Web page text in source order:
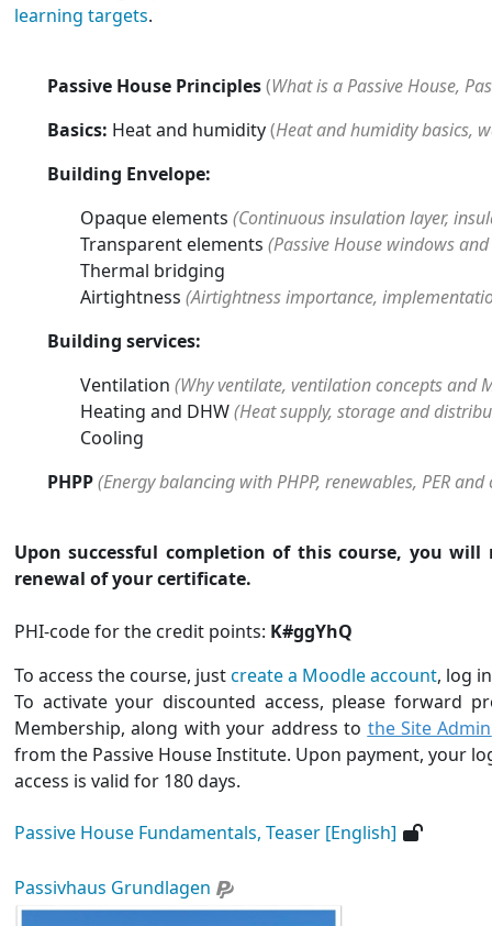
learning targets.
Passive House Principles(What is a Passive House,
Basics: Heat and humidity(Heat and humidity basics,
Building Envelope:
Opaque elements (Continuous insulation layer,
Transparent elements (Passive House windows
Thermal bridging
Airtightness (Airtightness importance,
Building services:
Ventilation (Why ventilate, ventilation concepts and
Heating and DHW(Heat supply, storage and
Cooling
PHPP(Energy balancing with PHPP, renewables, PER and
Upon successful completion of this course, you will
renewal of your certificate.
PHI-code for the credit points: K#ggYhQ
To access the course, justcreate a Moodle account, log
To activate your discounted access, please forward
Membership, along with your address to the Site Admin
from the Passive House Institute. Upon payment, your
access is valid for 180 days.
Passive House Fundamentals, Teaser [English]
Passivhaus Grundlagen